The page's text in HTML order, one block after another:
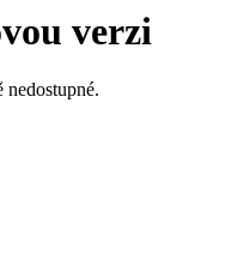
verzi
nedostupné.